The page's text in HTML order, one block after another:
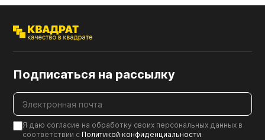
Подписаться на рассылку
Я даю согласие на обработку своих персональных данных в
соответствии с Политикой конфиденциальности.